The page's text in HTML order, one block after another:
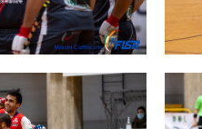
SKATE4ALL
Ricerca Impianti Feed